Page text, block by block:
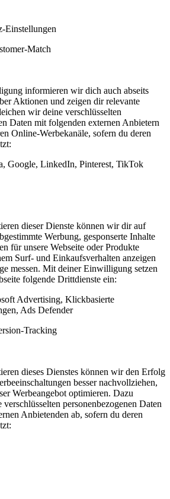
Einstellungen
Match
informieren wir dich auch abseits
Aktionen und zeigen dir relevante
wir deine verschlüsselten
Daten mit folgenden externen Anbietern
Online-Werbekanäle, sofern du deren
Google, LinkedIn, Pinterest, TikTok
dieser Dienste können wir dir auf
Werbung, gesponserte Inhalte
für unsere Webseite oder Produkte
Surf- und Einkaufsverhalten anzeigen
messen. Mit deiner Einwilligung setzen
folgende Drittdienste ein:
Advertising, Klickbasierte
Ads Defender
Tracking
dieses Dienstes können wir den Erfolg
besser nachvollziehen,
Werbeangebot optimieren. Dazu
personenbezogenen Daten
Anbietenden ab, sofern du deren